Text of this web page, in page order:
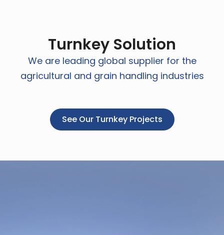
Turnkey Solution
We are leading global supplier for the
agricultural and grain handling industries
See Our Turnkey Projects